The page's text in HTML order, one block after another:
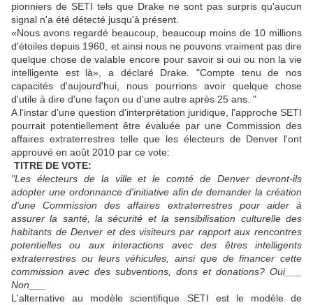
pionniers de SETI tels que Drake ne sont pas surpris qu'aucun
signal n'a été détecté jusqu'à présent.
«Nous avons regardé beaucoup, beaucoup moins de 10 millions
d'étoiles depuis 1960, et ainsi nous ne pouvons vraiment pas dire
quelque chose de valable encore pour savoir si oui ou non la vie
intelligente est là», a déclaré Drake. "Compte tenu de nos
capacités d'aujourd'hui, nous pourrions avoir quelque chose
d'utile à dire d'une façon ou d'une autre après 25 ans. "
A l'instar d'une question d'interprétation juridique, l'approche SETI
pourrait potentiellement être évaluée par une Commission des
affaires extraterrestres telle que les électeurs de Denver l'ont
approuvé en août 2010 par ce vote:
TITRE DE VOTE:
"Les électeurs de la ville et le comté de Denver devront-ils
adopter une ordonnance d'initiative afin de demander la création
d'une Commission des affaires extraterrestres pour aider à
assurer la santé, la sécurité et la sensibilisation culturelle des
habitants de Denver et des visiteurs par rapport aux rencontres
potentielles ou aux interactions avec des êtres intelligents
extraterrestres ou leurs véhicules, ainsi que de financer cette
commission avec des subventions, dons et donations? Oui___
Non___
L'alternative au modèle scientifique SETI est le modèle de